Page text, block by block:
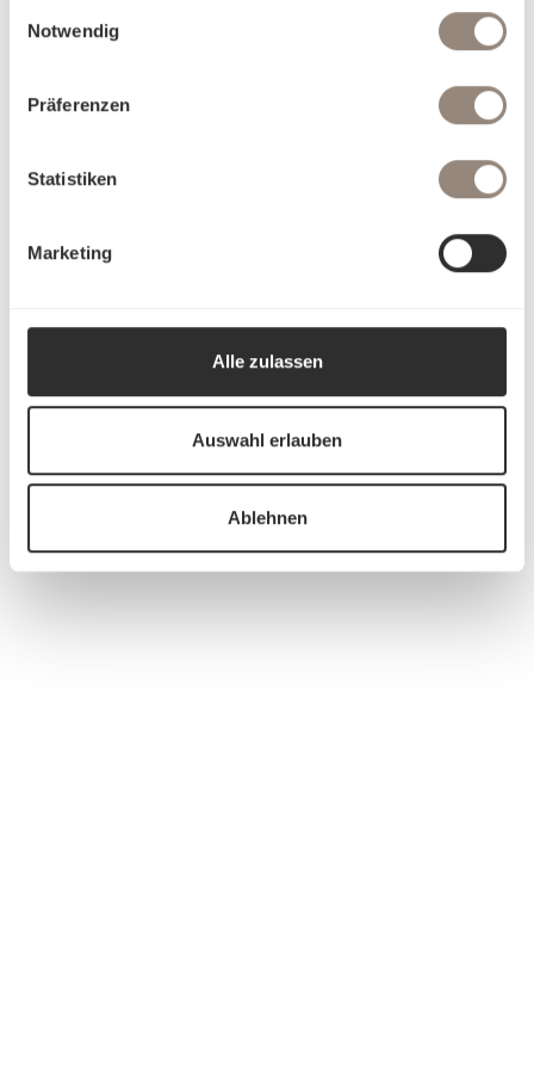
Notwendig
Präferenzen
Statistiken
Marketing
Alle zulassen
Auswahl erlauben
Ablehnen